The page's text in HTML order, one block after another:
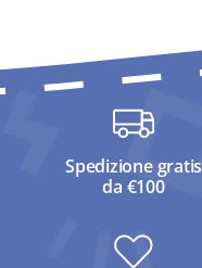
Spedizione gratis
da €100